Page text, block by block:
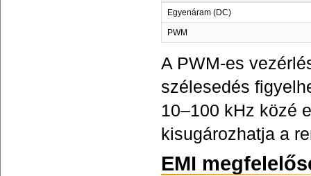
Egyenáram (DC)
PWM
A PWM-es
szélesedés
10–100 kHz közé
kisugározhatja a
EMI